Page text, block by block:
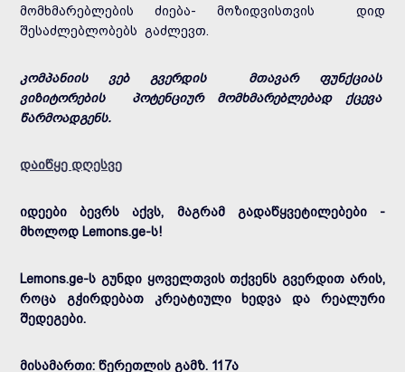
მომხმარებლების ძიება- მოზიდვისთვის დიდ
შესაძლებლობებს გაძლევთ.
კომპანიის ვებ გვერდის მთავარ ფუნქციას
ვიზიტორების პოტენციურ მომხმარებლებად ქცევა
წარმოადგენს.
დაიწყე დღესვე
იდეები ბევრს აქვს, მაგრამ გადაწყვეტილებები -
მხოლოდ Lemons.ge-ს!
Lemons.ge-ს გუნდი ყოველთვის თქვენს გვერდით არის,
როცა გჭირდებათ კრეატიული ხედვა და რეალური
შედეგები.
მისამართი: წერეთლის გამზ. 117ა